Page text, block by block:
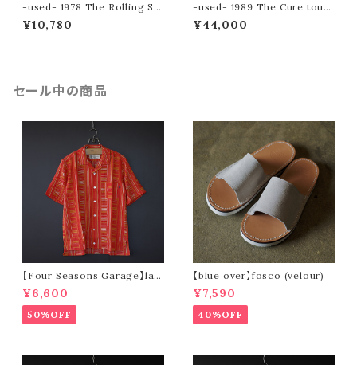
-used- 1978 The Rolling St
ones tour tee
¥10,780
-used- 1989 The Cure tour
tee (The Prayer Tour)
¥44,000
セール中の商品
【Four Seasons Garage】lad
der stripe open collar s/s s
hirt (orange)
¥6,600
50%OFF
【blue over】fosco (velour)
¥7,590
40%OFF